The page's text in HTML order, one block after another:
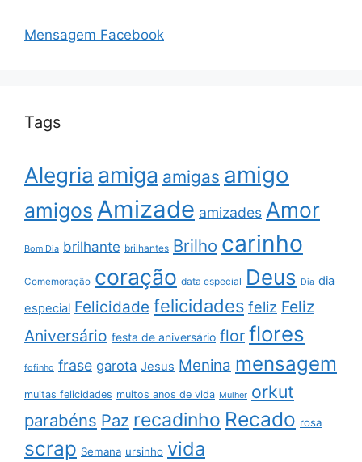
Mensagem Facebook
Tags
Alegria amiga amigas amigo
amigos Amizade amizades Amor
Bom Dia brilhante brilhantes Brilho carinho
Comemoração coração data especial Deus Dia dia
especial Felicidade felicidades feliz Feliz
Aniversário festa de aniversário flor flores
fofinho frase garota Jesus Menina mensagem
muitas felicidades muitos anos de vida Mulher orkut
parabéns Paz recadinho Recado rosa
scrap Semana ursinho vida